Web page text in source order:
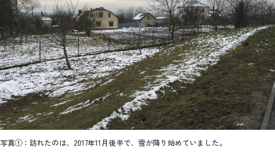
生涯学習・社会連携
入試情報サイト
2026年9月入学者向け 新入生サイト
写真①：訪れたのは、2017年11月後半で、雪が降り始めていました。